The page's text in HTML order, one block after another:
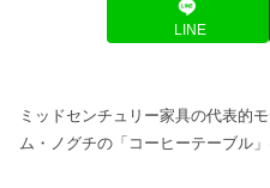
LINE
ミッドセンチュリー家具の代表的
ム・ノグチの「コーヒーテーブル」